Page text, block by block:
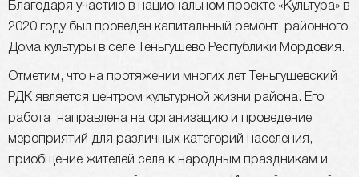
Благодаря участию в национальном проекте «Культура» в
2020 году был проведен капитальный ремонт районного
Дома культуры в селе Теньгушево Республики Мордовия.
Отметим, что на протяжении многих лет Теньгушевский
РДК является центром культурной жизни района. Его
работа направлена на организацию и проведение
мероприятий для различных категорий населения,
приобщение жителей села к народным праздникам и